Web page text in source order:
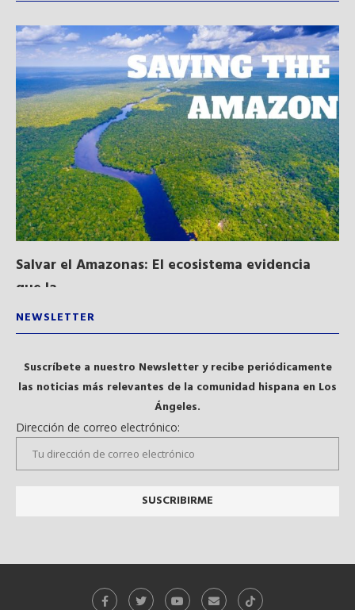
Salvar el Amazonas: El ecosistema evidencia
que la...
NEWSLETTER
Suscríbete a nuestro Newsletter y recibe periódicamente
las noticias más relevantes de la comunidad hispana en Los
Ángeles.
Dirección de correo electrónico: